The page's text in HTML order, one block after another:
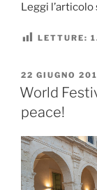
Leggi l’articolo
LETTURE:
PUBBLICATO
IL
22 GIUGNO
World
peace!